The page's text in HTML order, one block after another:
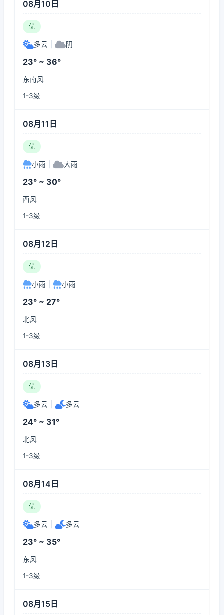
08月10日
优
多云 阴
23° ~ 36°
东南风
1-3级
08月11日
优
小雨 大雨
23° ~ 30°
西风
1-3级
08月12日
优
小雨 小雨
23° ~ 27°
北风
1-3级
08月13日
优
多云 多云
24° ~ 31°
北风
1-3级
08月14日
优
多云 多云
23° ~ 35°
东风
1-3级
08月15日